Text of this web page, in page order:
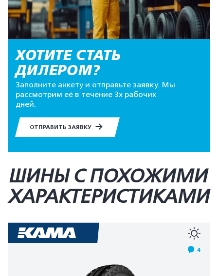
ХОТИТЕ СТАТЬ
ДИЛЕРОМ?
Заполните анкету и отправьте заявку. Мы
рассмотрим её в течение 3х рабочих
дней.
ОТПРАВИТЬ ЗАЯВКУ
ШИНЫ С ПОХОЖИМИ
ХАРАКТЕРИСТИКАМИ
4